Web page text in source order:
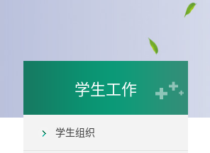
学生工作
学生组织